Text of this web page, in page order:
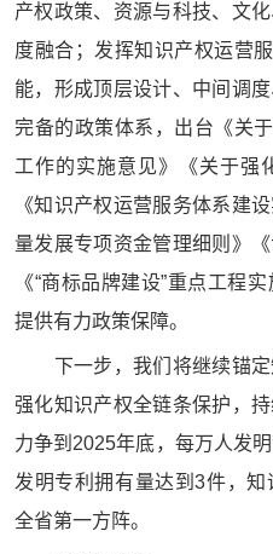
产权政策、资源与科技、文
度融合；发挥知识产权运营
能，形成顶层设计、中间调
完备的政策体系，出台《关
工作的实施意见》《关于强
《知识产权运营服务体系建
量发展专项资金管理细则》
《“商标品牌建设”重点工程
提供有力政策保障。
下一步，我们将继续锚定
强化知识产权全链条保护，
力争到2025年底，每万人发
发明专利拥有量达到3件，
全省第一方阵。